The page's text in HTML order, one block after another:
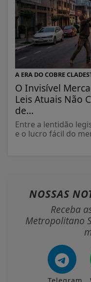
A ERA DO COBRE
O Invisível
Leis Atuais Não
de...
Entre a lentidão
e o lucro fácil do
NOSSAS
Receba
Metropolitano
Telegram